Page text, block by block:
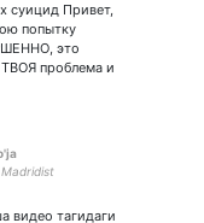
суицид Привет,
попытку
это
проблема и
видео тагидаги